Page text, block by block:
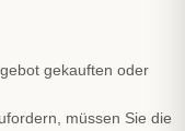
gekauften oder
müssen Sie die